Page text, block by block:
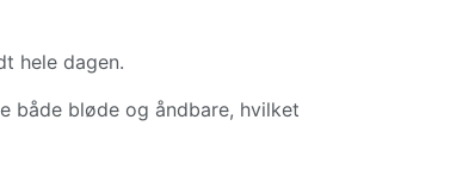
hele dagen.
både bløde og åndbare, hvilket